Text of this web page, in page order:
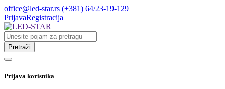
office@led-star.rs (+381) 64/23-19-129
PrijavaRegistracija
Pretraži
Prijava korisnika